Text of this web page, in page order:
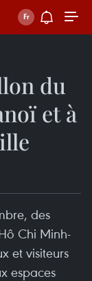
du
et à
des
Chi Minh-
et visiteurs
espaces